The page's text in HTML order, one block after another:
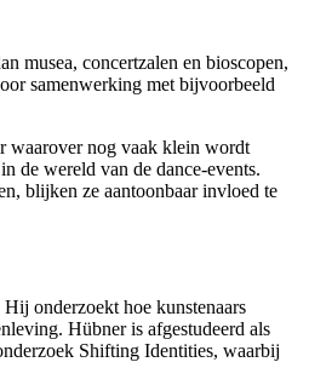
musea, concertzalen en bioscopen,
samenwerking met bijvoorbeeld
waarover nog vaak klein wordt
de wereld van de dance-events.
blijken ze aantoonbaar invloed te
onderzoekt hoe kunstenaars
Hübner is afgestudeerd als
Shifting Identities, waarbij